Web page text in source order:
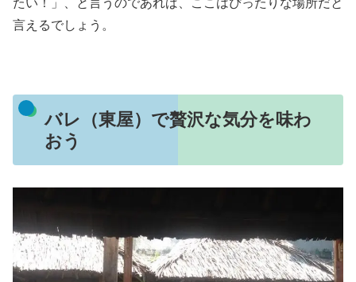
たい！」、と言うのであれば、ここはぴったりな場所だと
言えるでしょう。
バレ（東屋）で贅沢な気分を味わ
おう